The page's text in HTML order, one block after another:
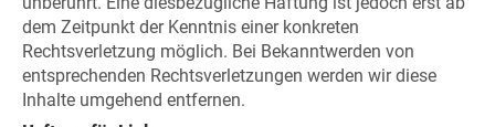
dem Zeitpunkt der Kenntnis einer konkreten
Rechtsverletzung möglich. Bei Bekanntwerden von
entsprechenden Rechtsverletzungen werden wir diese
Inhalte umgehend entfernen.